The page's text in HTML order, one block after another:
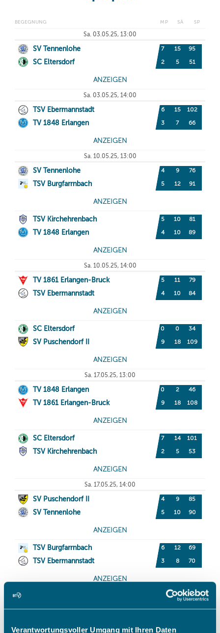
Verantwortungsvoller Umgang mit Ihren Daten